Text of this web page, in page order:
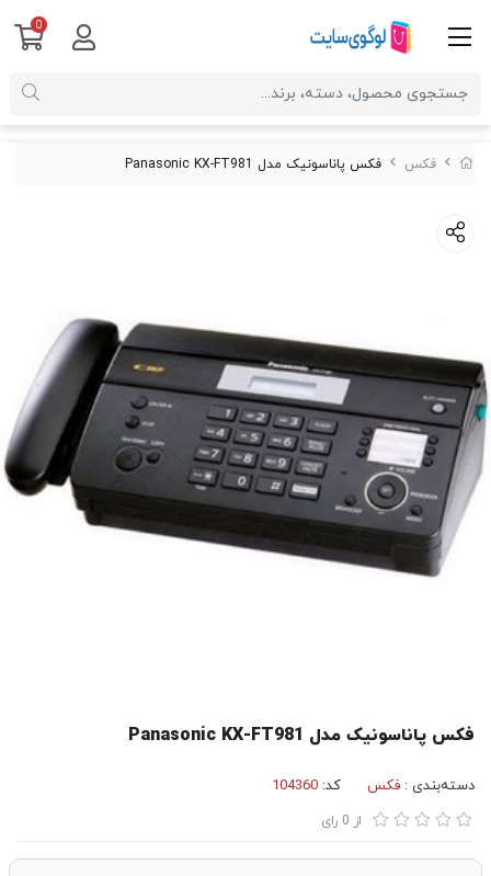
فکس فکس پاناسونیک مدل Panasonic KX-FT981
فکس پاناسونیک مدل Panasonic KX-FT981
دسته‌بندی : فکس کد: 104360
از 0 رای
0